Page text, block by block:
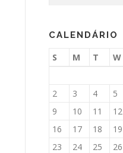
CALENDÁRIO
S M T W
2
3 4 5
9
10 11 12
16
17 18 19
23
24 25 26